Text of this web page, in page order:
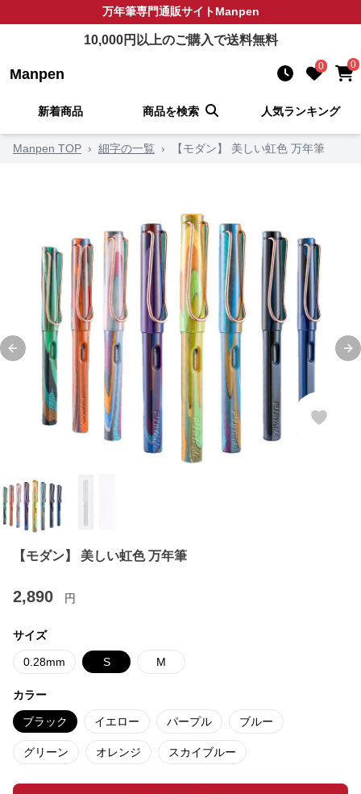
万年筆専門通販サイトManpen
10,000円以上のご購入で送料無料
Manpen 0 0
新着商品 商品を検索 人気ランキング
Manpen TOP › 細字の一覧 › 【モダン】 美しい虹色 万年筆
Previous slide
【モダン】 美しい虹色 万年筆
2,890 円
サイズ
0.28mm S M
カラー
ブラック イエロー パープル ブルー
グリーン オレンジ スカイブルー